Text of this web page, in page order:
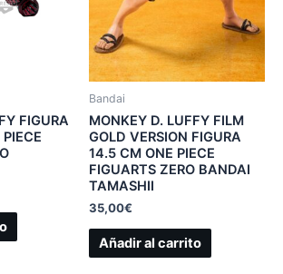
FIGURA
Bandai
MONKEY D. LUFFY FILM
GOLD VERSION FIGURA
14.5 CM ONE PIECE
FIGUARTS ZERO BANDAI
TAMASHII
35,00€
Añadir al carrito